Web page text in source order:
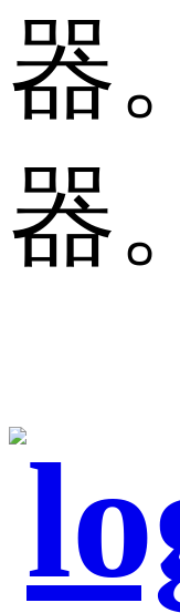
器
器。